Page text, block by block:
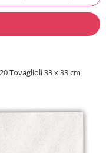
Tovaglioli 33 x 33 cm